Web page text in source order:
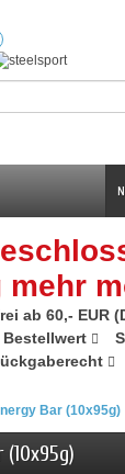
mehr
ab 60,- EUR
Bestellwert
Bar (10x95g)